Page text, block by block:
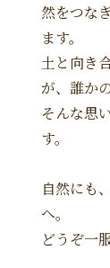
然をつな
ます。
土と向き
が、誰か
そんな思
す。
自然にも
へ。
どうぞ一